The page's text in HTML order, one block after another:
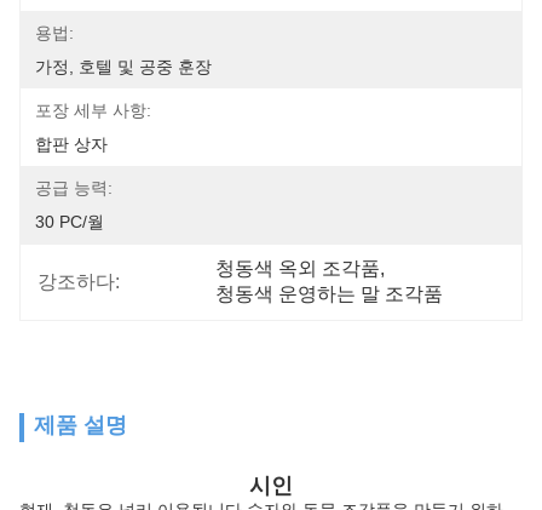
용법:
가정, 호텔 및 공중 훈장
포장 세부 사항:
합판 상자
공급 능력:
30 PC/월
강조하다:
청동색 옥외 조각품,
청동색 운영하는 말 조각품
제품 설명
시인